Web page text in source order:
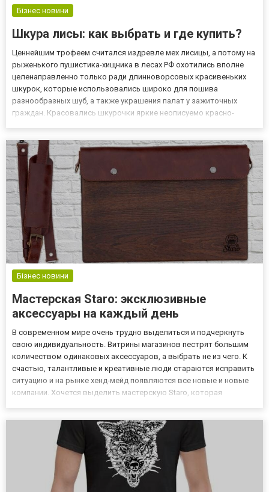
Бізнес новини
Шкура лисы: как выбрать и где купить?
Ценнейшим трофеем считался издревле мех лисицы, а потому на
рыженького пушистика-хищника в лесах РФ охотились вполне
целенаправленно только ради длинноворсовых красивеньких
шкурок, которые использовались широко для пошива
разнообразных шуб, а также украшения палат у зажиточных
граждан. Красовались шкурочки яркие неописуемо красно-
оттенками, котор...
Бізнес новини
Мастерская Staro: эксклюзивные
аксессуары на каждый день
В современном мире очень трудно выделиться и подчеркнуть
свою индивидуальность. Витрины магазинов пестрят большим
количеством одинаковых аксессуаров, а выбрать не из чего. К
счастью, талантливые и креативные люди стараются исправить
ситуацию и на рынке хенд-мейд появляются все новые и новые
компании. Хочется выделить мастерскую Staro, которая